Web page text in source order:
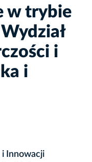
w trybie
i
i
i Innowacji